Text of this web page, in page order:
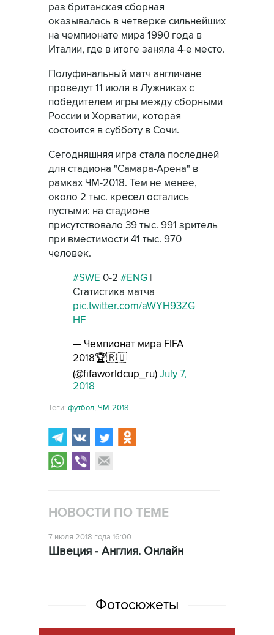
раз британская сборная
оказывалась в четверке сильнейших
на чемпионате мира 1990 года в
Италии, где в итоге заняла 4-е место.
Полуфинальный матч англичане
проведут 11 июля в Лужниках с
победителем игры между сборными
России и Хорватии, которая
состоится в субботу в Сочи.
Сегодняшняя игра стала последней
для стадиона "Самара-Арена" в
рамках ЧМ-2018. Тем не менее,
около 2 тыс. кресел остались
пустыми: на стадионе
присутствовало 39 тыс. 991 зритель
при вместимости 41 тыс. 970
человек.
#SWE 0-2 #ENG |
Статистика матча
pic.twitter.com/aWYH93ZG
HF
— Чемпионат мира FIFA
2018🏆🇷🇺
(@fifaworldcup_ru) July 7,
2018
Теги: футбол, ЧМ-2018
НОВОСТИ ПО ТЕМЕ
7 июля 2018 года 16:00
Швеция - Англия. Онлайн
Фотосюжеты